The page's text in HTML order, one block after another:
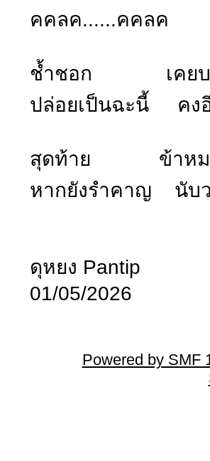
คคลค......คคลค
ช้ำชอก เคยบ
ปล่อยเป็นฉะนี้ คง
สุดท้าย ข้าหมา
หากยังรำคาญ นับว
ดุหยง Pantip
01/05/2026
Powered by SMF